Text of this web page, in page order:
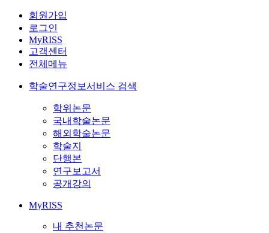
회원가입
로그인
MyRISS
고객센터
전체메뉴
학술연구정보서비스 검색
학위논문
국내학술논문
해외학술논문
학술지
단행본
연구보고서
공개강의
MyRISS
내 추천논문